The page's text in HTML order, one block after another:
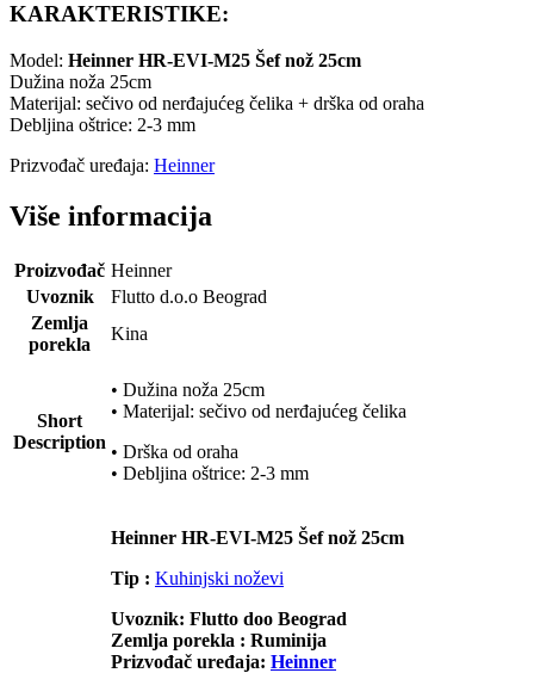
KARAKTERISTIKE:
Model: Heinner HR-EVI-M25 Šef nož 25cm
Dužina noža 25cm
Materijal: sečivo od nerđajućeg čelika + drška od oraha
Debljina oštrice: 2-3 mm
Prizvođač uređaja: Heinner
Više informacija
Proizvođač Heinner
Uvoznik
Flutto d.o.o Beograd
Zemlja
porekla
Kina
Short
Description
• Dužina noža 25cm
• Materijal: sečivo od nerđajućeg čelika
• Drška od oraha
• Debljina oštrice: 2-3 mm
Heinner HR-EVI-M25 Šef nož 25cm
Tip : Kuhinjski noževi
Uvoznik: Flutto doo Beograd
Zemlja porekla : Ruminija
Prizvođač uređaja: Heinner